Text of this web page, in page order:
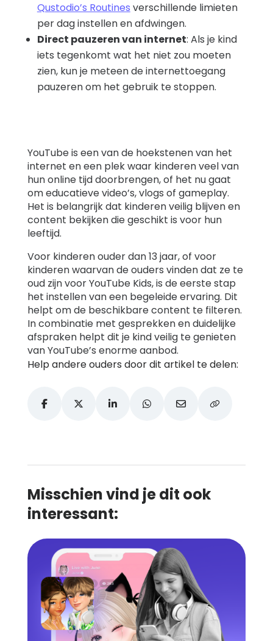
Qustodio’s Routines verschillende limieten
per dag instellen en afdwingen.
Direct pauzeren van internet: Als je kind
iets tegenkomt wat het niet zou moeten
zien, kun je meteen de internettoegang
pauzeren om het gebruik te stoppen.
YouTube is een van de hoekstenen van het
internet en een plek waar kinderen veel van
hun online tijd doorbrengen, of het nu gaat
om educatieve video’s, vlogs of gameplay.
Het is belangrijk dat kinderen veilig blijven en
content bekijken die geschikt is voor hun
leeftijd.
Voor kinderen ouder dan 13 jaar, of voor
kinderen waarvan de ouders vinden dat ze te
oud zijn voor YouTube Kids, is de eerste stap
het instellen van een begeleide ervaring. Dit
helpt om de beschikbare content te filteren.
In combinatie met gesprekken en duidelijke
afspraken helpt dit je kind veilig te genieten
van YouTube’s enorme aanbod.
Help andere ouders door dit artikel te delen:
Misschien vind je dit ook
interessant: